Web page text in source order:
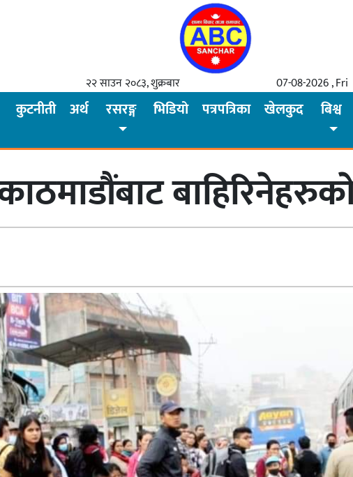
२२ साउन २०८३, शुक्रबार 07-08-2026 , Fri
कुटनीती अर्थ रसरङ्ग भिडियो पत्रपत्रिका खेलकुद बिश्व